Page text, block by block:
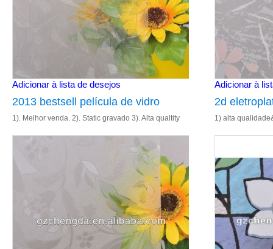
Adicionar à lista de desejos
2013 bestsell película de vidro
1). Melhor venda. 2). Static gravado 3). Alta qualtity
4). Tamanho: 1.22m& 90cm 5). Entrega rápida
Adicionar à
2d
1) alta
aparência bonita